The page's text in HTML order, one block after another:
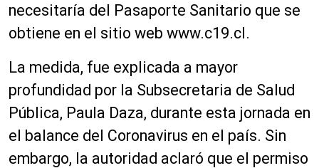
necesitaría del Pasaporte Sanitario que se
obtiene en el sitio web www.c19.cl.
La medida, fue explicada a mayor
profundidad por la Subsecretaria de Salud
Pública, Paula Daza, durante esta jornada en
el balance del Coronavirus en el país. Sin
embargo, la autoridad aclaró que el permiso